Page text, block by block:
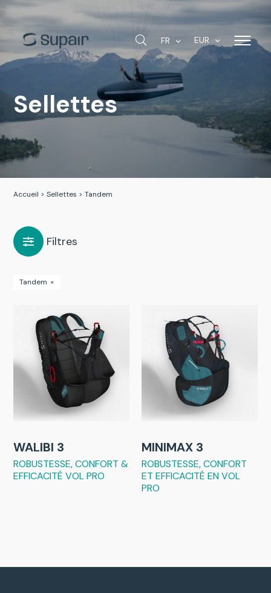
FR EUR
Sellettes
Accueil >Sellettes >Tandem
Filtres
Tandem ×
WALIBI 3
ROBUSTESSE, CONFORT &
EFFICACITÉ VOL PRO
MINIMAX 3
ROBUSTESSE, CONFORT
ET EFFICACITÉ EN VOL
PRO